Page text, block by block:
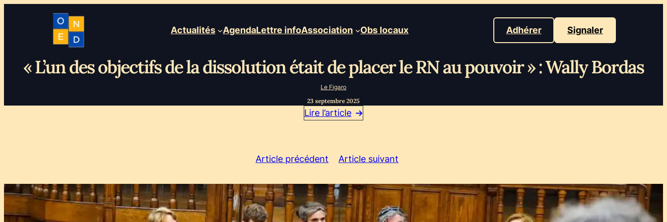
Actualités AgendaLettre infoAssociation Obs locaux Adhérer Signaler
« L’un des objectifs de la dissolution était de placer le RN au pouvoir » : Wally Bordas
Le Figaro
23 septembre 2025
Lire l’article
Article précédent Article suivant